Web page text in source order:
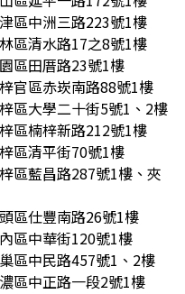
區中洲三路223號1樓
區清水路17之8號1樓
區田厝路23號1樓
官區赤崁南路88號1樓
區大學二十街5號1、2樓
區楠梓新路212號1樓
區清平街70號1樓
區藍昌路287號1樓、夾
區仕豐南路26號1樓
區中華街120號1樓
區中民路457號1、2樓
區中正路一段2號1樓